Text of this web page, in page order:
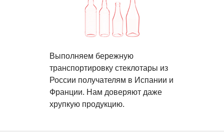
Выполняем бережную
транспортировку стеклотары из
России получателям в Испании и
Франции. Нам доверяют даже
хрупкую продукцию.